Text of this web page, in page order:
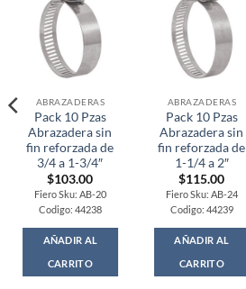
ABRAZADERAS
Pack 10 Pzas
Abrazadera sin
fin reforzada de
3/4 a 1-3/4″
$103.00
Fiero Sku: AB-20
Codigo: 44238
AÑADIR AL
CARRITO
ABRAZADERAS
Pack 10 Pzas
Abrazadera sin
fin reforzada de
1-1/4 a 2″
$115.00
Fiero Sku: AB-24
Codigo: 44239
AÑADIR AL
CARRITO